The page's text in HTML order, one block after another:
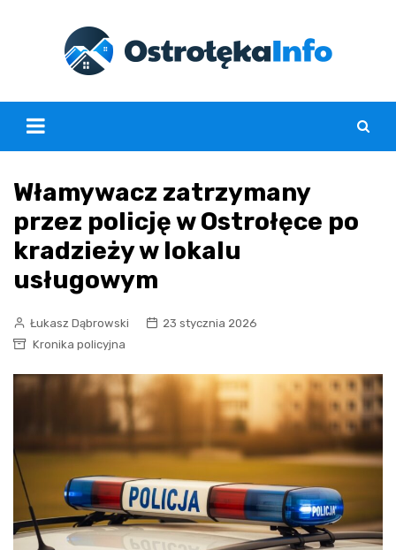
Włamywacz zatrzymany
przez policję w Ostrołęce po
kradzieży w lokalu
usługowym
Łukasz Dąbrowski
23 stycznia 2026
Kronika policyjna